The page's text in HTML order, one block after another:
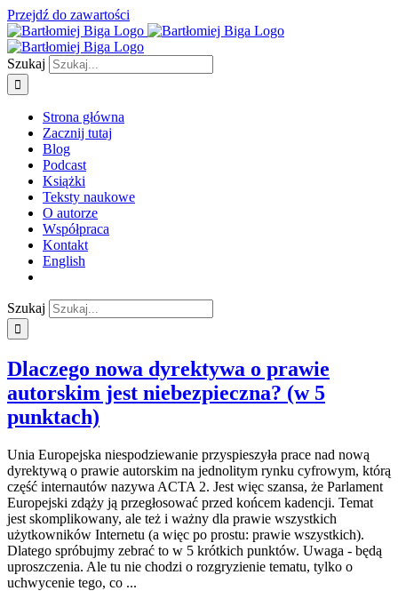
Przejdź do zawartości
Szukaj
Strona główna
Zacznij tutaj
Blog
Podcast
Książki
Teksty naukowe
O autorze
Współpraca
Kontakt
English
Szukaj
Dlaczego nowa dyrektywa o prawie
autorskim jest niebezpieczna? (w 5
punktach)
Unia Europejska niespodziewanie przyspieszyła prace nad nową
dyrektywą o prawie autorskim na jednolitym rynku cyfrowym, którą
część internautów nazywa ACTA 2. Jest więc szansa, że Parlament
Europejski zdąży ją przegłosować przed końcem kadencji. Temat
jest skomplikowany, ale też i ważny dla prawie wszystkich
użytkowników Internetu (a więc po prostu: prawie wszystkich).
Dlatego spróbujmy zebrać to w 5 krótkich punktów. Uwaga - będą
uproszczenia. Ale tu nie chodzi o rozgryzienie tematu, tylko o
uchwycenie tego, co ...